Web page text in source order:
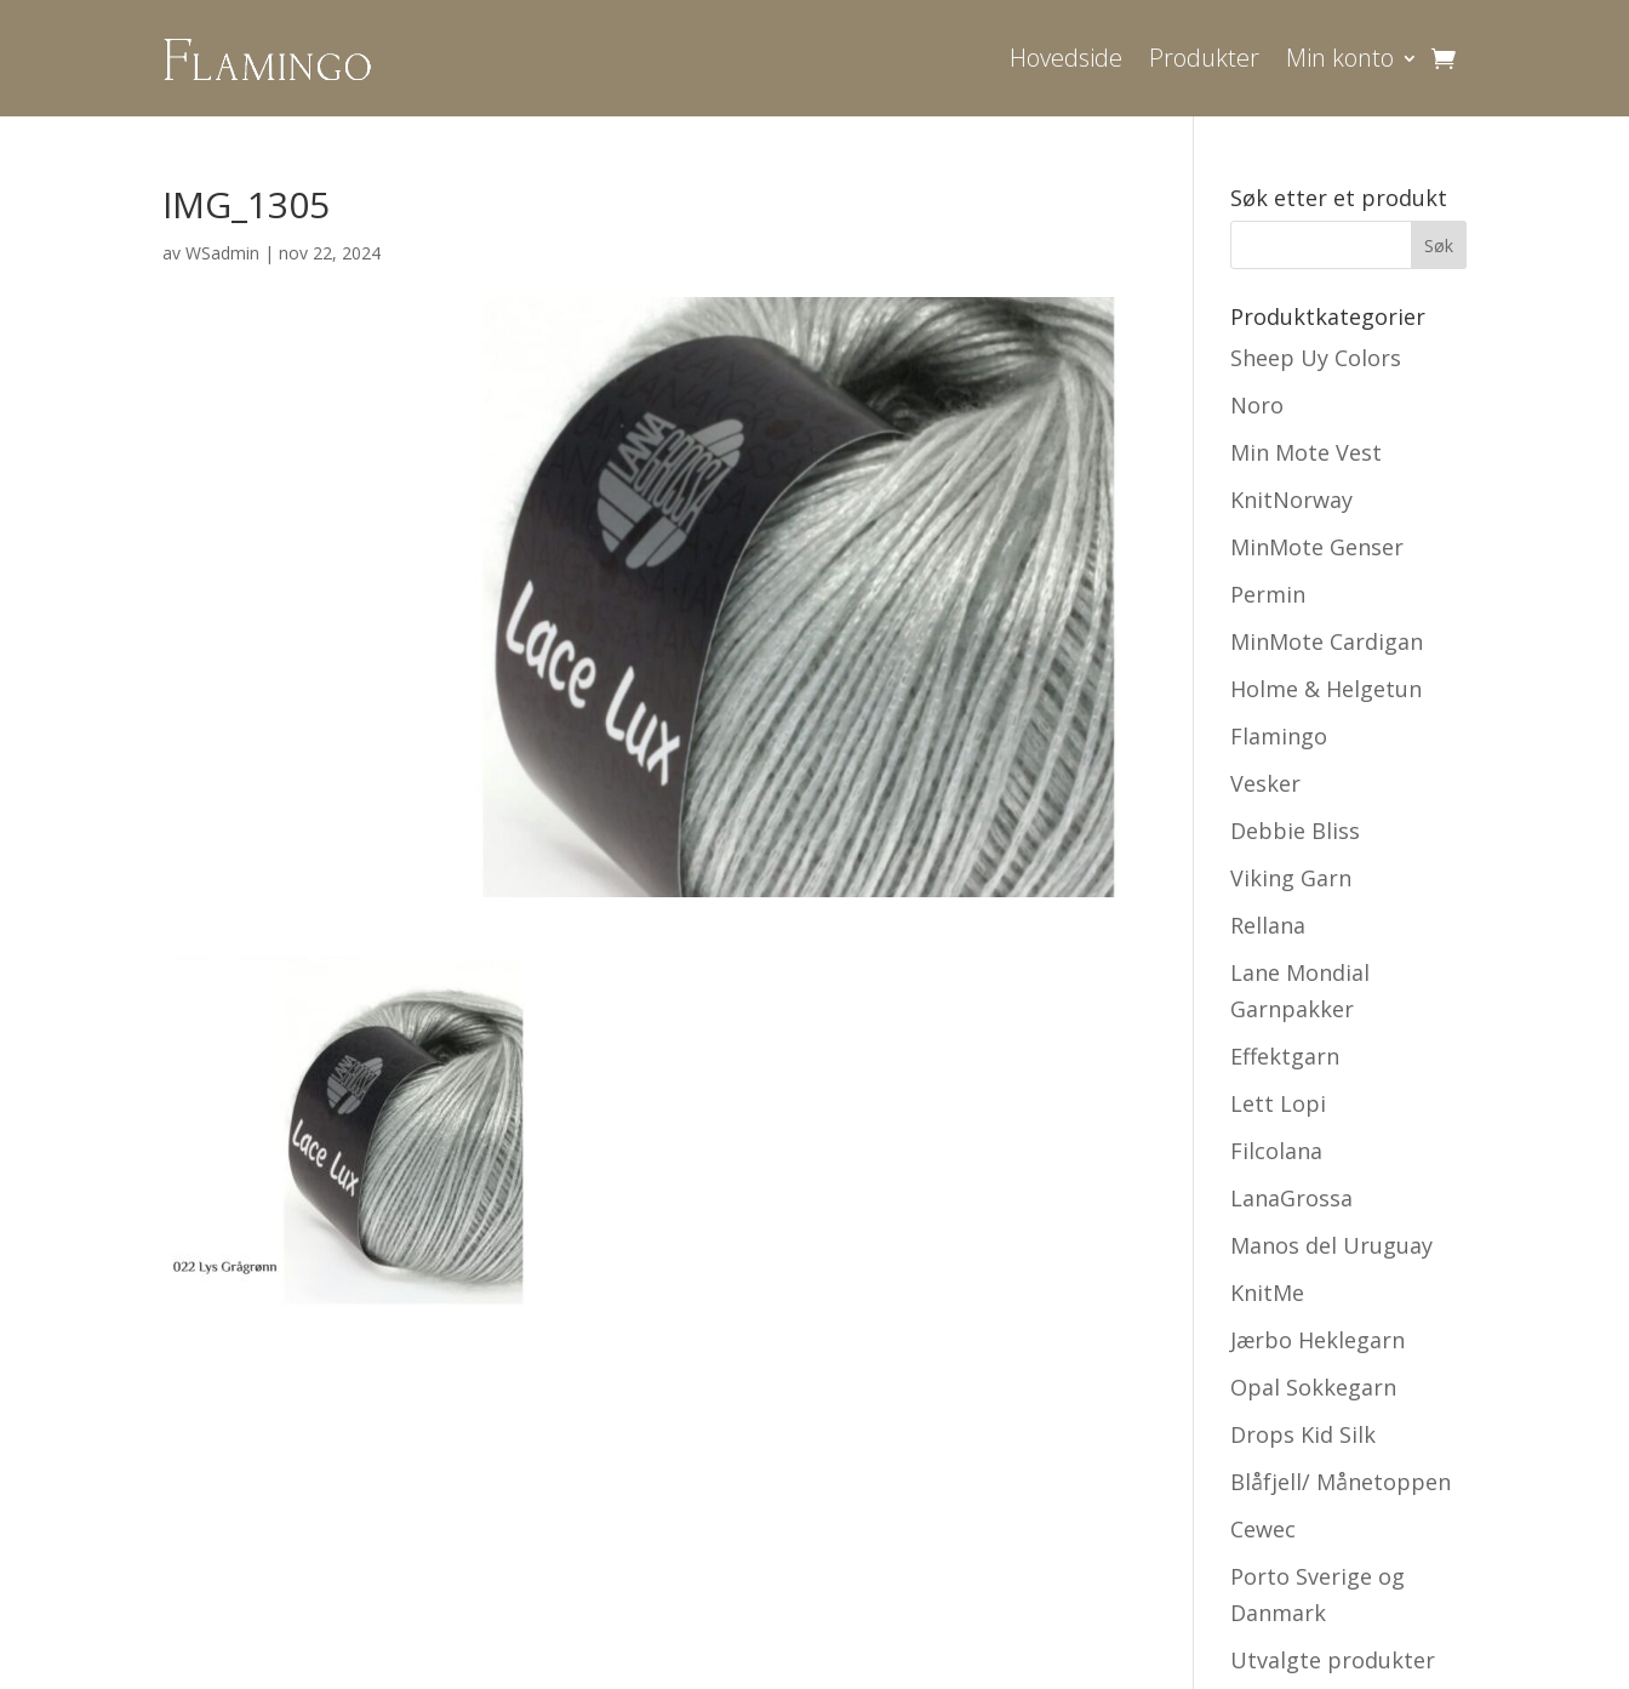
Hovedside Produkter Min konto
IMG_1305
avWSadmin |nov 22, 2024
Søk etter et produkt
Produktkategorier
Sheep Uy Colors
Noro
Min Mote Vest
KnitNorway
MinMote Genser
Permin
MinMote Cardigan
Holme & Helgetun
Flamingo
Vesker
Debbie Bliss
Viking Garn
Rellana
Lane Mondial
Garnpakker
Effektgarn
Lett Lopi
Filcolana
LanaGrossa
Manos del Uruguay
KnitMe
Jærbo Heklegarn
Opal Sokkegarn
Drops Kid Silk
Blåfjell/ Månetoppen
Cewec
Porto Sverige og
Danmark
Utvalgte produkter